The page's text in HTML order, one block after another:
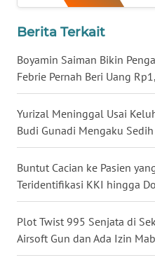
Berita Terkait
Boyamin Saiman Bikin
Febrie Pernah Beri Uang
Yurizal Meninggal Usai
Budi Gunadi Mengaku
Buntut Cacian ke Pasien
Teridentifikasi KKI hingga
Plot Twist 995 Senjata di
Airsoft Gun dan Ada Izin
WN
WN
KALTENG
WN
KALSEL
KALTIM